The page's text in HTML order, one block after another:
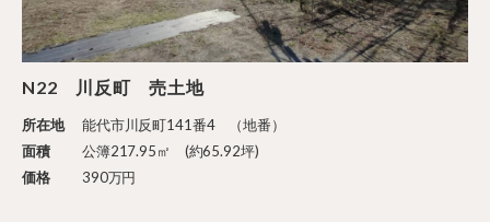
N22 川反町 売土地
所在地
能代市川反町141番4 （地番）
面積
公簿217.95㎡ (約65.92坪)
価格
390万円